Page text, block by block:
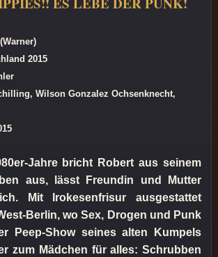
2015
Wilson Gonzalez Ochsenknecht,
Jahre bricht Robert aus seinem
aus, lässt Freundin und Mutter
Mit Irokesenfrisur ausgestattet
Berlin, wo Sex, Drogen und Punk
Peep-Show seines alten Kumpels
zum Mädchen für alles: Schrubben